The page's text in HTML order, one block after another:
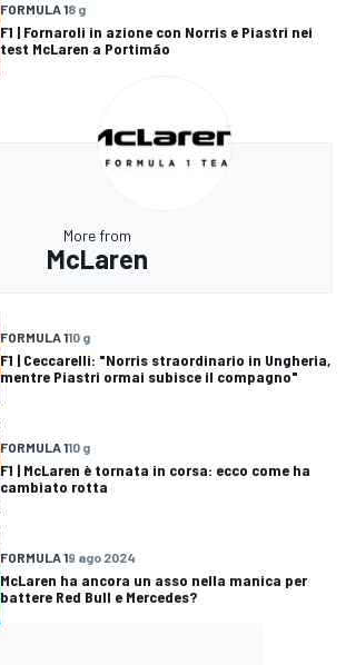
FORMULA 18 g
F1 | Fornaroli in azione con Norris e Piastri nei
test McLaren a Portimão
More from
McLaren
FORMULA 110 g
F1 | Ceccarelli: "Norris straordinario in Ungheria,
mentre Piastri ormai subisce il compagno"
FORMULA 110 g
F1 | McLaren è tornata in corsa: ecco come ha
cambiato rotta
FORMULA 19 ago 2024
McLaren ha ancora un asso nella manica per
battere Red Bull e Mercedes?